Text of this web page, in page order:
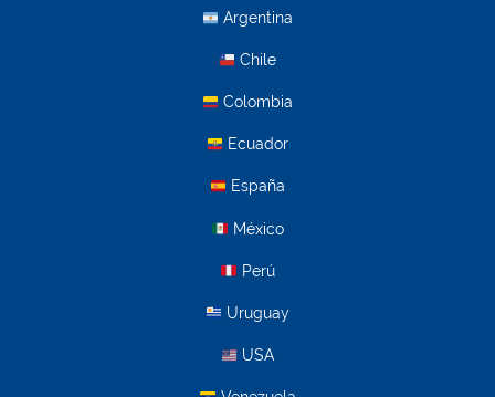
Argentina
Chile
Colombia
Ecuador
España
México
Perú
Uruguay
USA